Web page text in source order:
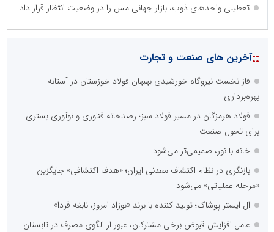
تعطیلی واحدهای ذوب، بازار جهانی مس را در وضعیت انتظار قرار داد
::آخرین های صنعت و تجارت
فاز نخست نیروگاه خورشیدی بهبهان فولاد خوزستان در آستانه
بهره‌برداری
فولاد هرمزگان در مسیر فولاد سبز؛ رصدخانه فناوری و نوآوری بستری
برای تحول صنعت
خانه با نور، صمیمی‌تر می‌شود
بازنگری در نظام اکتشاف معدنی ایران؛ «هدف اکتشافی» جایگزین
«مرحله عملیاتی» می‌شود
ال ایستر پوشاک؛ تولید کننده با برند «نوزاد امروز، نابغه فردا»
عامل افزایش قبوض برخی مشترکان، عبور از الگوی مصرف در تابستان